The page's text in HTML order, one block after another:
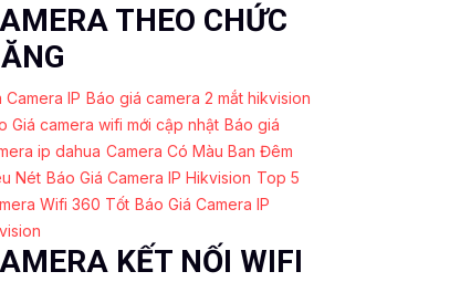
THEO CHỨC
Camera IP Báo giá camera 2 mắt hikvision
Giá camera wifi mới cập nhật Báo giá
ip dahua Camera Có Màu Ban Đêm
Nét Báo Giá Camera IP Hikvision Top 5
Wifi 360 Tốt Báo Giá Camera IP
KẾT NỐI WIFI